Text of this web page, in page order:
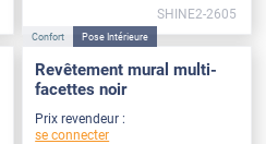
SHINE2-2605
Confort Pose Intérieure
Revêtement mural multi-
facettes noir
Prix revendeur :
se connecter